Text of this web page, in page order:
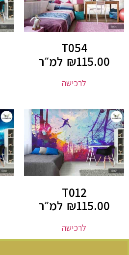
T054
₪115.00 למ״ר
לרכישה
T012
₪115.00 למ״ר
לרכישה